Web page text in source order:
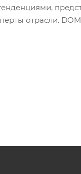
отрасли.